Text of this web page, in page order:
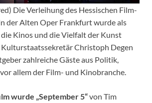
Die Verleihung des Hessischen Film-
der Alten Oper Frankfurt wurde als
die Kinos und die Vielfalt der Kunst
Kulturstaatssekretär Christoph Degen
zahlreiche Gäste aus Politik,
allem der Film- und Kinobranche.
wurde „September 5“von Tim